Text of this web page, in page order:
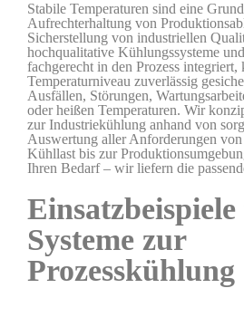
Stabile Temperaturen sind eine
Aufrechterhaltung von
Sicherstellung von industriellen
hochqualitative Kühlungssysteme
fachgerecht in den Prozess integriert,
Temperaturniveau zuverlässig
Ausfällen, Störungen,
oder heißen Temperaturen. Wir
zur Industriekühlung anhand von
Auswertung aller Anforderungen
Kühllast bis zur
Ihren Bedarf – wir liefern die
Systeme zur
Prozesskühlung